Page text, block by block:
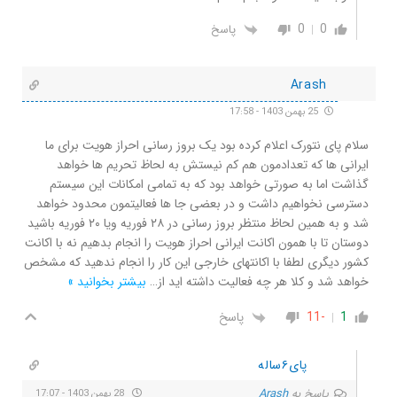
0
0 پاسخ
Arash
سلام پای نتورک اعلام کرده بود یک بروز رسانی احراز هویت برای ما
ایرانی ها که تعدادمون هم کم نیستش به لحاظ تحریم ها خواهد
گذاشت اما به صورتی خواهد بود که به تمامی امکانات این سیستم
دسترسی نخواهیم داشت و در بعضی جا ها فعالیتمون محدود خواهد
شد و به همین لحاظ منتظر بروز رسانی در ۲۸ فوریه ویا ۲۰ فوریه باشید
دوستان تا با همون اکانت ایرانی احراز هویت را انجام بدهیم نه با اکانت
کشور دیگری لطفا با اکانتهای خارجی این کار را انجام ندهید که مشخص
خواهد شد و کلا هر چه فعالیت داشته اید از… بیشتر بخوانید »
1
-11 پاسخ
پای۶ساله